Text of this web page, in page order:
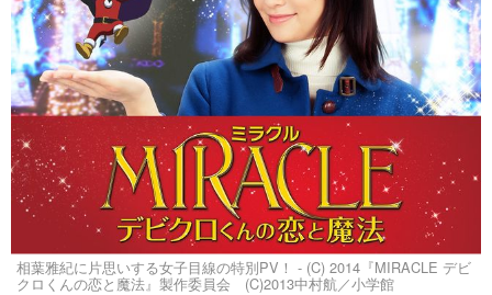
相葉雅紀に片思いする女子目線の特別PV！ - (C) 2014『MIRACLE デビ
クロくんの恋と魔法』製作委員会 (C)2013中村航／小学館